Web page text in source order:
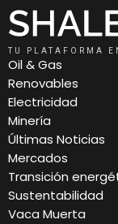
TU PLATAFORMA
Oil & Gas
Renovables
Electricidad
Minería
Últimas Noticias
Mercados
Transición
Sustentabilidad
Vaca Muerta